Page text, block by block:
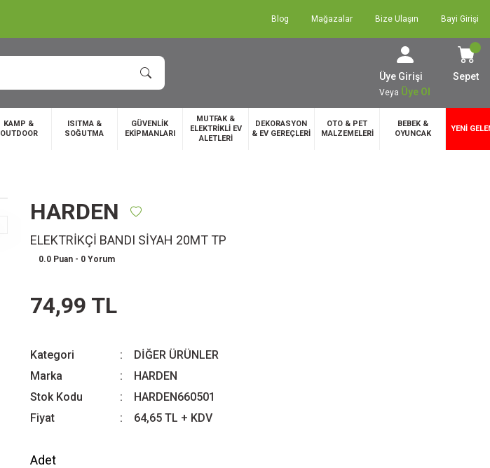
Blog Mağazalar Bize Ulaşın Bayi Girişi
Üye Girişi
Veya Üye Ol
Sepet
KAMP &
OUTDOOR
ISITMA &
SOĞUTMA
GÜVENLİK
EKİPMANLARI
MUTFAK &
ELEKTRİKLİ EV
ALETLERİ
DEKORASYON
& EV GEREÇLERİ
OTO & PET
MALZEMELERİ
BEBEK &
OYUNCAK
YENİ
HARDEN
ELEKTRİKÇİ BANDI SİYAH 20MT TP
0.0 Puan - 0 Yorum
74,99 TL
Kategori
DİĞER ÜRÜNLER
Marka
HARDEN
Stok Kodu
HARDEN660501
Fiyat
64,65 TL + KDV
Adet